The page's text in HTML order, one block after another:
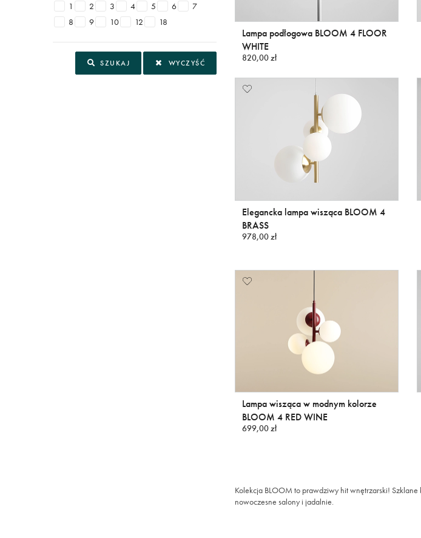
1 2 3 4 5 6
7
8
9 10 12 18
SZUKAJ WYCZYŚĆ
Lampa podłogowa BLOOM 4 FLOOR
WHITE
820,00 zł
Elegancka lampa wisząca BLOOM 4
BRASS
978,00 zł
Lampa wisząca w modnym kolorze
BLOOM 4 RED WINE
699,00 zł
Kolekcja BLOOM to prawdziwy hit wnętrzarski!
nowoczesne salony i jadalnie.